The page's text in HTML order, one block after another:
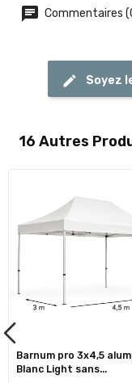
Commentaires
Soyez
16 Autres
Barnum pro 3x4,5
Blanc Light sans...